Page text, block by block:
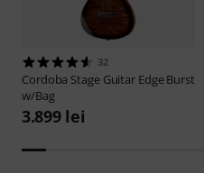
32
Cordoba Stage Guitar Edge Burst
w/Bag
3.899 lei